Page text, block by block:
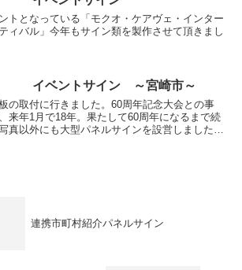
トとなっている「モクオ・ケアヴェ・インター
ィバル」今年もサイン類を製作させて頂きまし
イベントサイン ～宮崎市～
の取付に行きました。60周年記念大会との事
来年1月で18年。果たして60周年になるまで続
真以外にも大型パネルサインを設営しましたが
連携市町村紹介パネルサイン